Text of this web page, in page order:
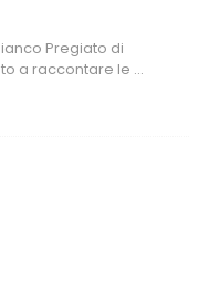
Pregiato di
a raccontare le ...